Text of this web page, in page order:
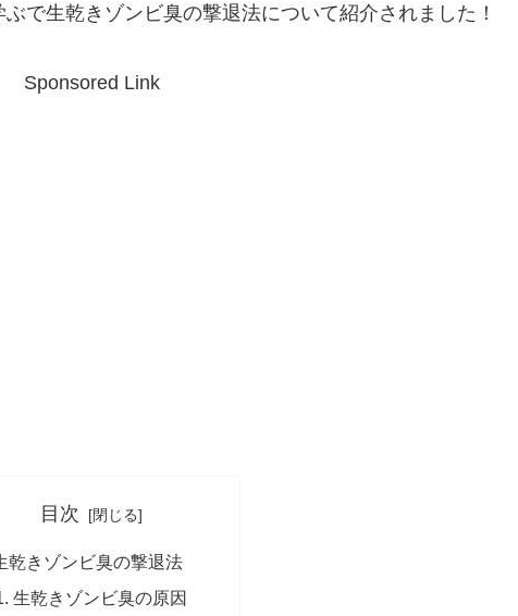
で生乾きゾンビ臭の撃退法について紹介されました！
Sponsored Link
目次
乾きゾンビ臭の撃退法
生乾きゾンビ臭の原因